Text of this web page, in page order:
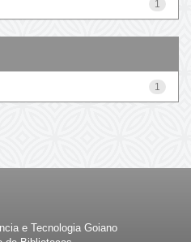
1
1
e Tecnologia Goiano